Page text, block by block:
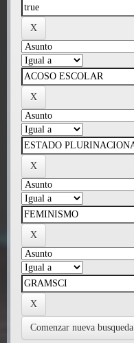
Comenzar nueva busqueda